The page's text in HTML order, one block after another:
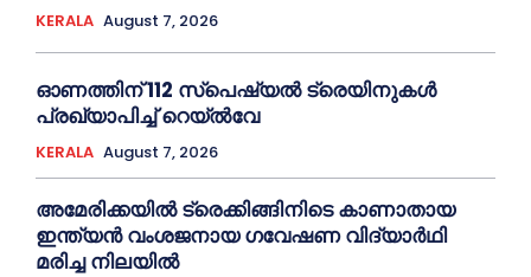
KERALA August 7, 2026
ഓണത്തിന് 112 സ്പെഷ്യല്‍ ട്രെയിനുകള്‍
പ്രഖ്യാപിച്ച്‌ റെയ്ല്‍വേ
KERALA August 7, 2026
അമേരിക്കയില്‍ ട്രെക്കിങ്ങിനിടെ കാണാതായ
ഇന്ത്യൻ വംശജനായ ഗവേഷണ വിദ്യാര്‍ഥി
മരിച്ച നിലയില്‍